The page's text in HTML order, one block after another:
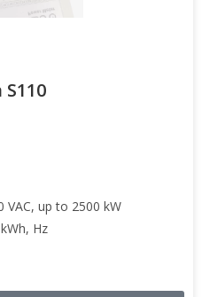
VAC, up to 2500 kW
Hz